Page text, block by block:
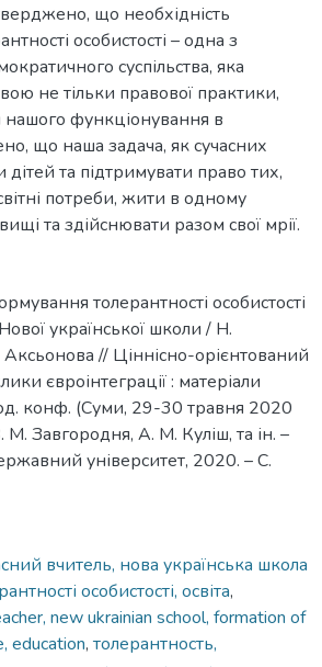
що необхідність
особистості – одна з
суспільства, яка
не тільки правової практики,
функціонування в
що наша задача, як сучасних
дітей та підтримувати право тих,
потреби, жити в одному
та здійснювати разом свої мрії.
толерантності особистості
української школи / Н.
// Ціннісно-орієнтований
євроінтеграції : матеріали
конф. (Суми, 29-30 травня 2020
М. Завгородня, А. М. Куліш, та ін. –
університет, 2020. – С.
вчитель, нова українська школа
особистості, освіта,
new ukrainian school, formation of
education, толерантность,